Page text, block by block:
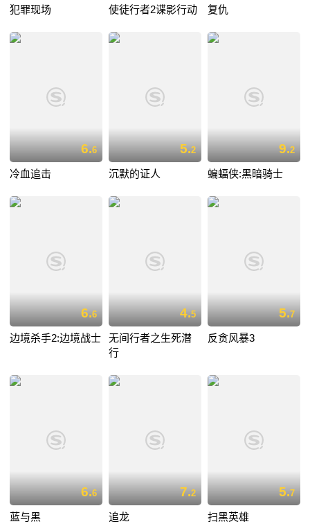
犯罪现场 使徒行者2谍影行动 复仇
6.6
冷血追击
5.2
沉默的证人
9.2
蝙蝠侠:黑暗骑士
6.6
边境杀手2:边境战士
4.5
无间行者之生死潜
行
5.7
反贪风暴3
6.6
蓝与黑
7.2
追龙
5.7
扫黑英雄